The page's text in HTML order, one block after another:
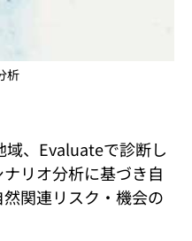
析
、Evaluateで診断し
リオ分析に基づき自
関連リスク・機会の